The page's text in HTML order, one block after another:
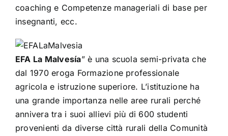
coaching e Competenze manageriali di base per
insegnanti, ecc.
EFA La Malvesía” è una scuola semi-privata che
dal 1970 eroga Formazione professionale
agricola e istruzione superiore. L’istituzione ha
una grande importanza nelle aree rurali perché
annivera tra i suoi allievi più di 600 studenti
provenienti da diverse città rurali della Comunità